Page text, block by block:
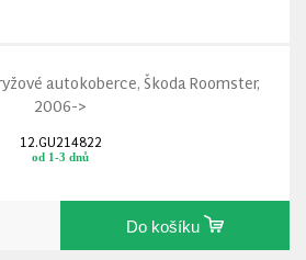
autokoberce, Škoda Roomster,
2006->
12.GU214822
od 1-3 dnů
Do košíku